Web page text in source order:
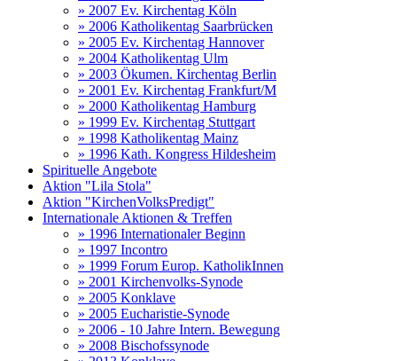
» 2007 Ev. Kirchentag Köln
» 2006 Katholikentag Saarbrücken
» 2005 Ev. Kirchentag Hannover
» 2004 Katholikentag Ulm
» 2003 Ökumen. Kirchentag Berlin
» 2001 Ev. Kirchentag Frankfurt/M
» 2000 Katholikentag Hamburg
» 1999 Ev. Kirchentag Stuttgart
» 1998 Katholikentag Mainz
» 1996 Kath. Kongress Hildesheim
Spirituelle Angebote
Aktion "Lila Stola"
Aktion "KirchenVolksPredigt"
Internationale Aktionen & Treffen
» 1996 Internationaler Beginn
» 1997 Incontro
» 1999 Forum Europ. KatholikInnen
» 2001 Kirchenvolks-Synode
» 2005 Konklave
» 2005 Eucharistie-Synode
» 2006 - 10 Jahre Intern. Bewegung
» 2008 Bischofssynode